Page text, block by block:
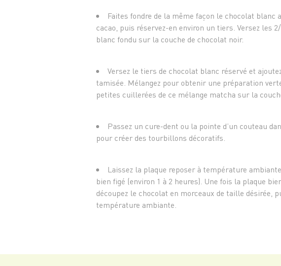
Faites fondre de la même façon le chocolat blanc
cacao, puis réservez-en environ un tiers. Versez les
blanc fondu sur la couche de chocolat noir.
Versez le tiers de chocolat blanc réservé et
tamisée. Mélangez pour obtenir une préparation
petites cuillerées de ce mélange matcha sur la
Passez un cure-dent ou la pointe d’un couteau
pour créer des tourbillons décoratifs.
Laissez la plaque reposer à température
bien figé (environ 1 à 2 heures). Une fois la plaque
découpez le chocolat en morceaux de taille désirée,
température ambiante.